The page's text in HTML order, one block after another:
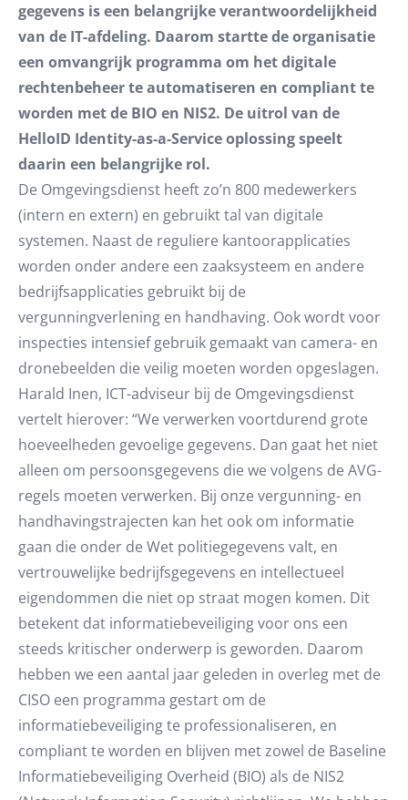
gegevens is een belangrijke verantwoordelijkheid
van de IT-afdeling. Daarom startte de organisatie
een omvangrijk programma om het digitale
rechtenbeheer te automatiseren en compliant te
worden met de BIO en NIS2. De uitrol van de
HelloID Identity-as-a-Service oplossing speelt
daarin een belangrijke rol.
De Omgevingsdienst heeft zo’n 800 medewerkers
(intern en extern) en gebruikt tal van digitale
systemen. Naast de reguliere kantoorapplicaties
worden onder andere een zaaksysteem en andere
bedrijfsapplicaties gebruikt bij de
vergunningverlening en handhaving. Ook wordt voor
inspecties intensief gebruik gemaakt van camera- en
dronebeelden die veilig moeten worden opgeslagen.
Harald Inen, ICT-adviseur bij de Omgevingsdienst
vertelt hierover: “We verwerken voortdurend grote
hoeveelheden gevoelige gegevens. Dan gaat het niet
alleen om persoonsgegevens die we volgens de AVG-
regels moeten verwerken. Bij onze vergunning- en
handhavingstrajecten kan het ook om informatie
gaan die onder de Wet politiegegevens valt, en
vertrouwelijke bedrijfsgegevens en intellectueel
eigendommen die niet op straat mogen komen. Dit
betekent dat informatiebeveiliging voor ons een
steeds kritischer onderwerp is geworden. Daarom
hebben we een aantal jaar geleden in overleg met de
CISO een programma gestart om de
informatiebeveiliging te professionaliseren, en
compliant te worden en blijven met zowel de Baseline
Informatiebeveiliging Overheid (BIO) als de NIS2